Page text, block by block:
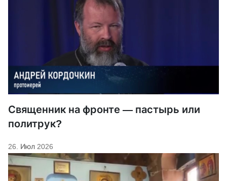
Священник на фронте — пастырь или
политрук?
26. Июл 2026